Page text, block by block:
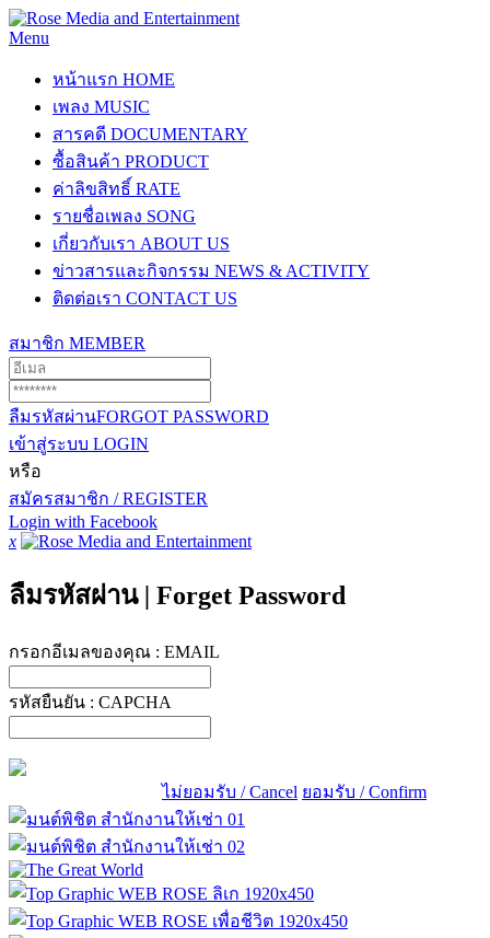
Menu
หน้าแรก HOME
เพลง MUSIC
สารคดี DOCUMENTARY
ซื้อสินค้า PRODUCT
ค่าลิขสิทธิ์ RATE
รายชื่อเพลง SONG
เกี่ยวกับเรา ABOUT US
ข่าวสารและกิจกรรม NEWS & ACTIVITY
ติดต่อเรา CONTACT US
สมาชิก MEMBER
ลืมรหัสผ่านFORGOT PASSWORD
เข้าสู่ระบบ LOGIN
หรือ
สมัครสมาชิก / REGISTER
Login with Facebook
x
ลืมรหัสผ่าน | Forget Password
กรอกอีเมลของคุณ : EMAIL
รหัสยืนยัน : CAPCHA
ไม่ยอมรับ / Cancel ยอมรับ / Confirm